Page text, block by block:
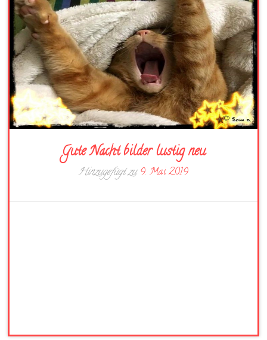
Gute Nacht bilder lustig neu
Hinzugefügt zu9. Mai 2019